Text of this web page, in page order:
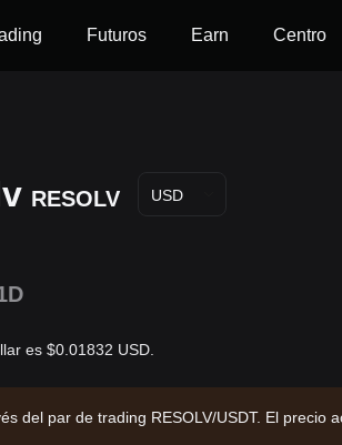
Futuros Earn Centro
RESOLV USD
es $0.01832 USD.
del par de trading RESOLV/USDT. El precio